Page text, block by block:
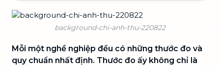
background-chi-anh-thu-220822
Mỗi một nghề nghiệp đều có những thước đo và
quy chuẩn nhất định. Thước đo ấy không chỉ là